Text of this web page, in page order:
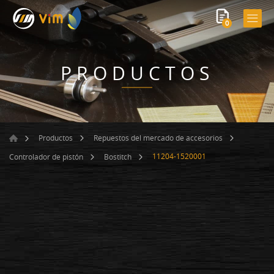
0
PRODUCTOS
Productos
Repuestos del mercado de accesorios
Controlador de pistón
Bostitch 11204-1520001